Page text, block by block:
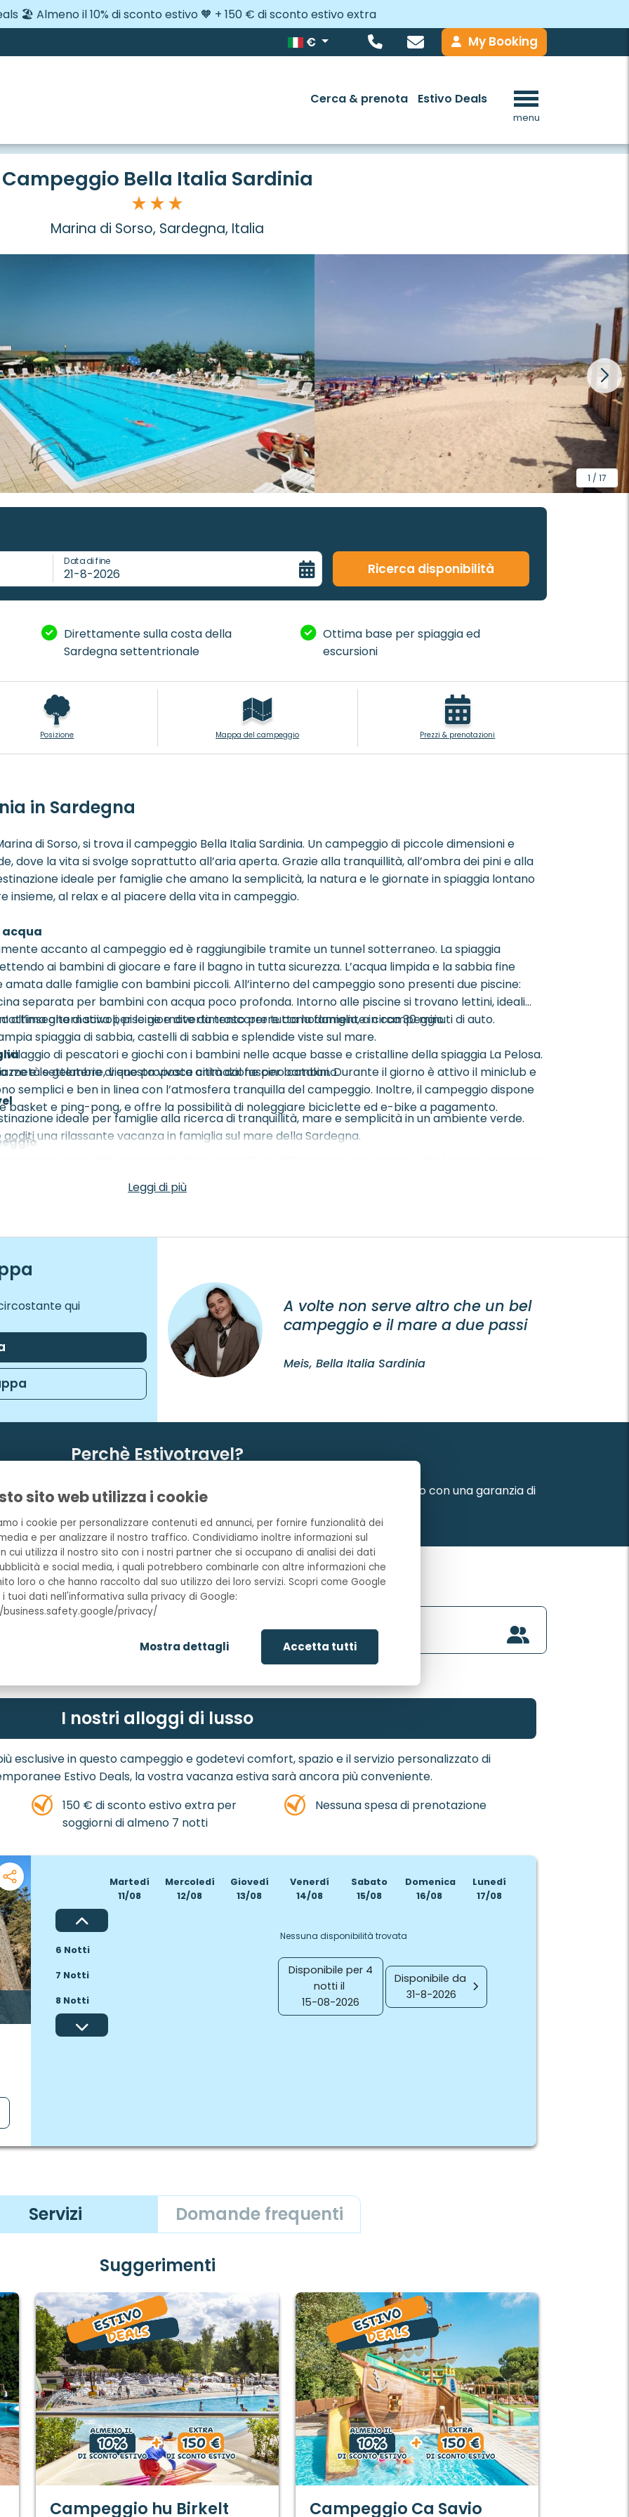
sito web utilizza i cookie
i cookie per personalizzare contenuti ed annunci, per fornire funzionalità dei
e per analizzare il nostro traffico. Condividiamo inoltre informazioni sul
cui utilizza il nostro sito con i nostri partner che si occupano di analisi dei dati
e social media, i quali potrebbero combinarle con altre informazioni che
loro o che hanno raccolto dal suo utilizzo dei loro servizi. Scopri come Google
i tuoi dati nell'informativa sulla privacy di Google:
privacy/
Mostra dettagli Accetta tutti
€ My Booking
Cerca & prenota Estivo Deals
menu
🏖️ Almeno il 10% di sconto estivo 🧡 + 150 € di sconto estivo extra
Campeggio Bella Italia Sardinia
Marina di Sorso, Sardegna, Italia
1 / 17
Data di fine
21-8-2026 Ricerca disponibilità
Direttamente sulla costa della
Sardegna settentrionale
Ottima base per spiaggia ed
escursioni
Posizione Mappa del campeggio Prezzi & prenotazioni
in Sardegna
di Sorso, si trova il campeggio Bella Italia Sardinia. Un campeggio di piccole dimensioni e
dove la vita si svolge soprattutto all’aria aperta. Grazie alla tranquillità, all’ombra dei pini e alla
ideale per famiglie che amano la semplicità, la natura e le giornate in spiaggia lontano
al relax e al piacere della vita in campeggio.
acqua
accanto al campeggio ed è raggiungibile tramite un tunnel sotterraneo. La spiaggia
ai bambini di giocare e fare il bagno in tutta sicurezza. L’acqua limpida e la sabbia fine
dalle famiglie con bambini piccoli. All’interno del campeggio sono presenti due piscine:
separata per bambini con acqua poco profonda. Intorno alle piscine si trovano lettini, ideali
alternativa per le giornate da trascorrere comodamente in campeggio.
metà settembre, viene proposta animazione per bambini. Durante il giorno è attivo il miniclub e
semplici e ben in linea con l’atmosfera tranquilla del campeggio. Inoltre, il campeggio dispone
basket e ping-pong, e offre la possibilità di noleggiare biciclette ed e-bike a pagamento.
presso la propria sistemazione. Perfetto per una colazione rilassata o una cena
nella casa mobile Mare Family, ideale per famiglie fino a sei persone. Questa confortevole
da letto, una piacevole zona giorno e una cucina completamente attrezzata con lavastoviglie.
Tutto è pensato per una vacanza senza pensieri in Sardegna.
Italia Sardinia
di scivoli, piscine e divertimento per tutta la famiglia, a circa 30 minuti di auto.
spiaggia di sabbia, castelli di sabbia e splendide viste sul mare.
di pescatori e giochi con i bambini nelle acque basse e cristalline della spiaggia La Pelosa.
e le gelaterie di questa vivace città dal fascino catalano.
ideale per famiglie alla ricerca di tranquillità, mare e semplicità in un ambiente verde.
una rilassante vacanza in famiglia sul mare della Sardegna.
Leggi di più
qui
A volte non serve altro che un bel
campeggio e il mare a due passi
Meis, Bella Italia Sardinia
Perchè Estivotravel?
Experienced team of travel
Prenota il tuo posto Estivo preferito con una garanzia di
Prezzi & prenotazioni
4
persone
I nostri alloggi di lusso
esclusive in questo campeggio e godetevi comfort, spazio e il servizio personalizzato di
Estivo Deals, la vostra vacanza estiva sarà ancora più conveniente.
150 € di sconto estivo extra per
soggiorni di almeno 7 notti
Nessuna spesa di prenotazione
Martedí
11/08
Mercoledí
12/08
Giovedí
13/08
Venerdí
14/08
Sabato
15/08
Domenica
16/08
Lunedí
17/08
6 Notti
7 Notti
8 Notti
Nessuna disponibilità trovata
Disponibile per 4
notti il
15-08-2026
Disponibile da
31-8-2026
Servizi Domande frequenti
Suggerimenti
Campeggio hu Birkelt
Campeggio Ca Savio